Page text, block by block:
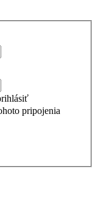
pripojenia